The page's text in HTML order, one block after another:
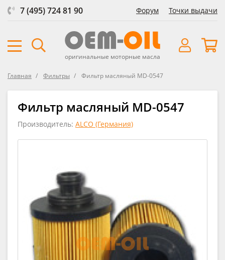
7 (495) 724 81 90 Форум Точки выдачи
оригинальные моторные масла
Главная Фильтры Фильтр масляный MD-0547
Фильтр масляный MD-0547
Производитель: ALCO (Германия)